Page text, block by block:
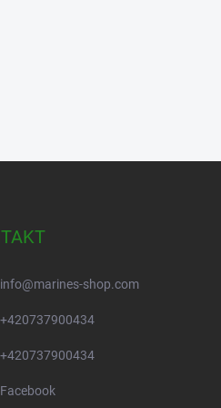
info@marines-shop.com
+420737900434
+420737900434
Facebook